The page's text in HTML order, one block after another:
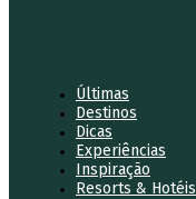
Últimas
Destinos
Dicas
Experiências
Inspiração
Resorts & Hotéis